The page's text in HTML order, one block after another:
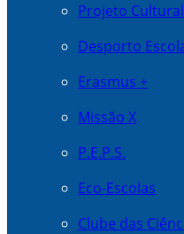
Projeto
Desporto
Erasmus +
Missão X
P.E.P.S.
Eco-Escolas
Clube das